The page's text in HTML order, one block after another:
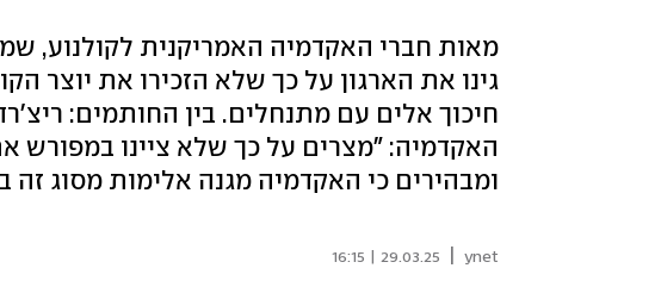
מאות חברי האקדמיה האמריקנית לקולנוע,
גינו את הארגון על כך שלא הזכירו את יוצר
חיכוך אלים עם מתנחלים. בין החותמים: ריצ'רד
האקדמיה: "מצרים על כך שלא ציינו
ומבהירים כי האקדמיה מגנה אלימות מסוג זה
ynet
29.03.25 | 16:15